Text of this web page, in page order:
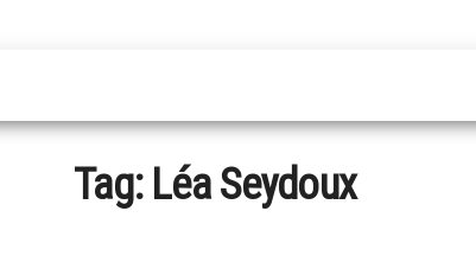
Tag: Léa Seydoux